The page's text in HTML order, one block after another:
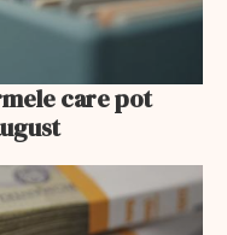
care pot